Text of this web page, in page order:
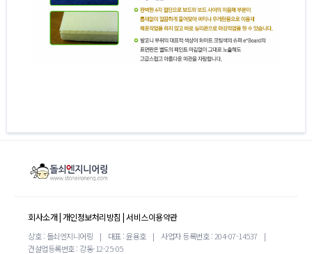
회사소개|개인정보처리방침 |서비스이용약관
상호 : 돌쇠엔지니어링 | 대표 : 윤용호 | 사업자 등록번호 : 204-07-14537
|
건설업등록번호 : 강동-12-25-05